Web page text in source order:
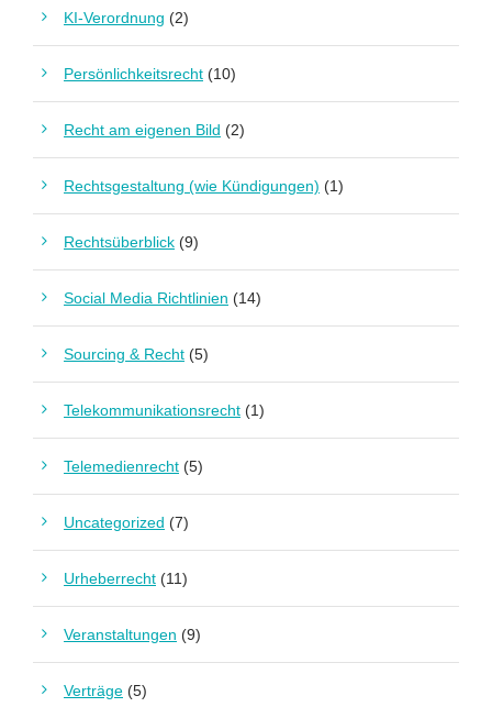
KI-Verordnung (2)
Persönlichkeitsrecht (10)
Recht am eigenen Bild (2)
Rechtsgestaltung (wie Kündigungen) (1)
Rechtsüberblick (9)
Social Media Richtlinien (14)
Sourcing & Recht (5)
Telekommunikationsrecht (1)
Telemedienrecht (5)
Uncategorized (7)
Urheberrecht (11)
Veranstaltungen (9)
Verträge (5)